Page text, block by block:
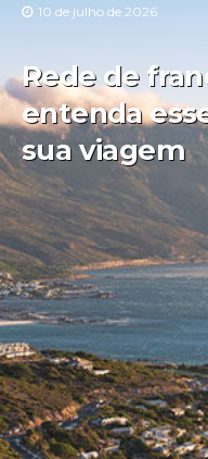
10 de julho de 2026
Rede de
entenda
sua viagem